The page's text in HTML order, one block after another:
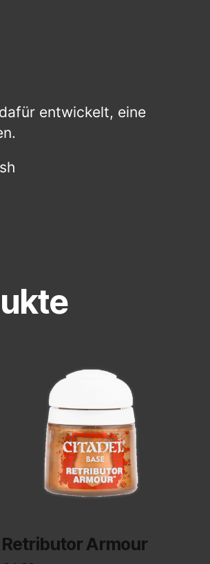
entwickelt, eine
Retributor Armour